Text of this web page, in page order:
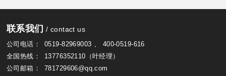
联系我们 / contact us
公司电话： 0519-82969003 、 400-0519-616
全国热线：
13776352110（叶经理）
公司邮箱：
781729606@qq.com